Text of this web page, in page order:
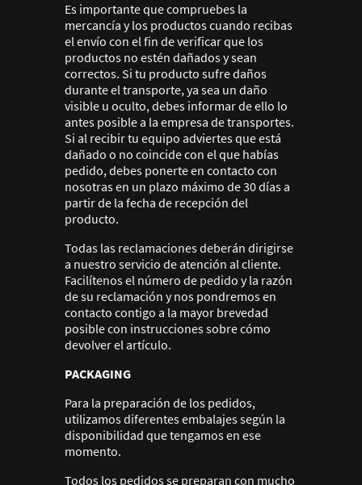
Es importante que compruebes la
mercancía y los productos cuando recibas
el envío con el fin de verificar que los
productos no estén dañados y sean
correctos. Si tu producto sufre daños
durante el transporte, ya sea un daño
visible u oculto, debes informar de ello lo
antes posible a la empresa de transportes.
Si al recibir tu equipo adviertes que está
dañado o no coincide con el que habías
pedido, debes ponerte en contacto con
nosotras en un plazo máximo de 30 días a
partir de la fecha de recepción del
producto.
Todas las reclamaciones deberán dirigirse
a nuestro servicio de atención al cliente.
Facilítenos el número de pedido y la razón
de su reclamación y nos pondremos en
contacto contigo a la mayor brevedad
posible con instrucciones sobre cómo
devolver el artículo.
PACKAGING
Para la preparación de los pedidos,
utilizamos diferentes embalajes según la
disponibilidad que tengamos en ese
momento.
Todos los pedidos se preparan con mucho